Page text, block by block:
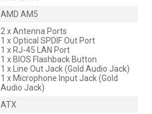
AMD AM5
2 x Antenna Ports
1 x Optical SPDIF Out Port
1 x RJ-45 LAN Port
1 x BIOS Flashback Button
1 x Line Out Jack (Gold Audio Jack)
1 x Microphone Input Jack (Gold
Audio Jack)
ATX